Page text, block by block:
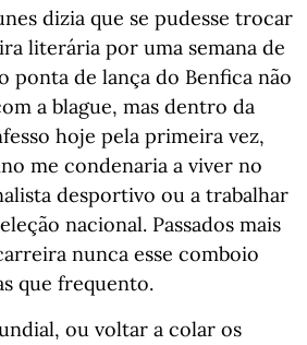
dizia que se pudesse trocar
literária por uma semana de
ponta de lança do Benfica não
a blague, mas dentro da
hoje pela primeira vez,
me condenaria a viver no
desportivo ou a trabalhar
nacional. Passados mais
nunca esse comboio
que frequento.
ou voltar a colar os